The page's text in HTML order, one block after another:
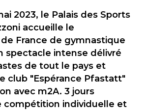
2023, le Palais des Sports
accueille le
France de gymnastique
spectacle intense délivré
de tout le pays et
club "Espérance Pfastatt"
avec m2A. 3 jours
compétition individuelle et